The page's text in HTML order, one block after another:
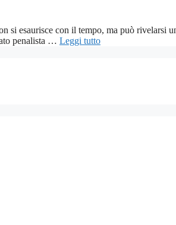
esaurisce con il tempo, ma può rivelarsi
penalista … Leggi tutto